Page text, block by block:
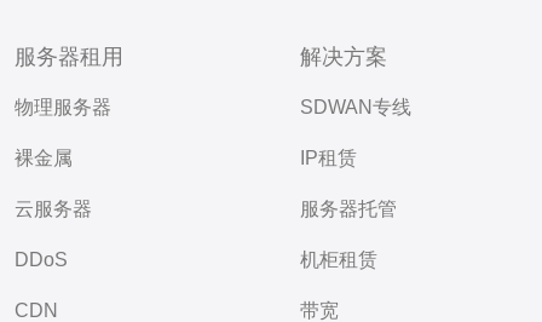
服务器租用
物理服务器
裸金属
云服务器
DDoS
CDN
解决方案
SDWAN专线
IP租赁
服务器托管
机柜租赁
带宽